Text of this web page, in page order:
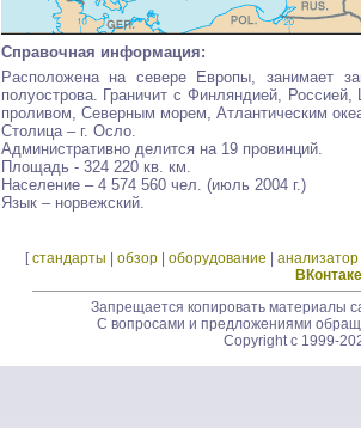
Справочная информация:
Расположена на севере Европы, занимает
полуострова. Граничит с Финляндией,
проливом, Северным морем, Атлантическим
Столица – г. Осло.
Административно делится на 19 провинций.
Площадь - 324 220 кв. км.
Население – 4 574 560 чел. (июль 2004 г.)
Язык – норвежский.
[стандарты обзор оборудование анализатор
ВКонтаке
Запрещается копировать материалы
С вопросами и предложениями
Copyright c 1999-